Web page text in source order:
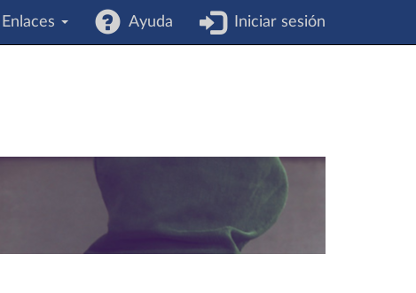
Enlaces Ayuda Iniciar sesión